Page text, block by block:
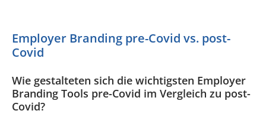
Employer Branding pre-Covid vs. post-
Covid
Wie gestalteten sich die wichtigsten Employer
Branding Tools pre-Covid im Vergleich zu post-
Covid?